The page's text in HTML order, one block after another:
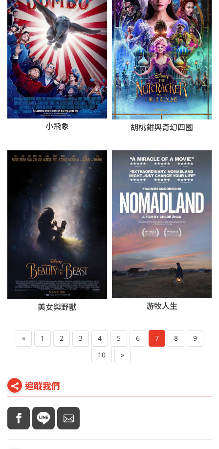
小飛象 胡桃鉗與奇幻四國
美女與野獸 游牧人生
« 1 2 3 4 5 6 7 8
9
10
»
追蹤我們